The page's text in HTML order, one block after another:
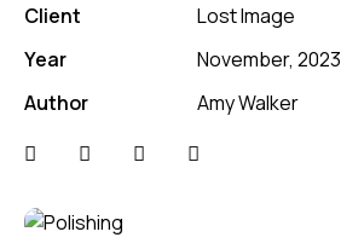
Client
Lost Image
Year
November, 2023
Author
Amy Walker